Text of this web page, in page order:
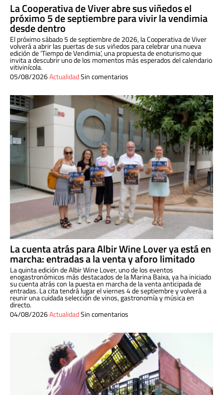
La Cooperativa de Viver abre sus viñedos el
próximo 5 de septiembre para vivir la vendimia
desde dentro
El próximo sábado 5 de septiembre de 2026, la Cooperativa de Viver
volverá a abrir las puertas de sus viñedos para celebrar una nueva
edición de ‘Tiempo de Vendimia’, una propuesta de enoturismo que
invita a descubrir uno de los momentos más esperados del calendario
vitivinícola.
05/08/2026ActualidadSin comentarios
La cuenta atrás para Albir Wine Lover ya está en
marcha: entradas a la venta y aforo limitado
La quinta edición de Albir Wine Lover, uno de los eventos
enogastronómicos más destacados de la Marina Baixa, ya ha iniciado
su cuenta atrás con la puesta en marcha de la venta anticipada de
entradas. La cita tendrá lugar el viernes 4 de septiembre y volverá a
reunir una cuidada selección de vinos, gastronomía y música en
directo.
04/08/2026ActualidadSin comentarios